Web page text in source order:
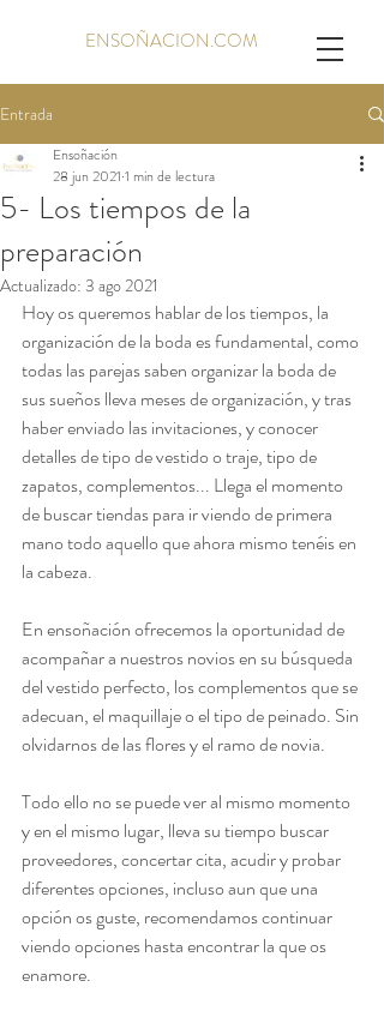
ENSOÑACION.COM
Entrada
5- Los tiempos de la
preparación
Ensoñación
28 jun 2021 1 min de lectura
Actualizado: 3 ago 2021
Hoy os queremos hablar de los tiempos, la
organización de la boda es fundamental, como
todas las parejas saben organizar la boda de
sus sueños lleva meses de organización, y tras
haber enviado las invitaciones, y conocer
detalles de tipo de vestido o traje, tipo de
zapatos, complementos... Llega el momento
de buscar tiendas para ir viendo de primera
mano todo aquello que ahora mismo tenéis en
la cabeza.
En ensoñación ofrecemos la oportunidad de
acompañar a nuestros novios en su búsqueda
del vestido perfecto, los complementos que se
adecuan, el maquillaje o el tipo de peinado. Sin
olvidarnos de las flores y el ramo de novia.
Todo ello no se puede ver al mismo momento
y en el mismo lugar, lleva su tiempo buscar
proveedores, concertar cita, acudir y probar
diferentes opciones, incluso aun que una
opción os guste, recomendamos continuar
viendo opciones hasta encontrar la que os
enamore.